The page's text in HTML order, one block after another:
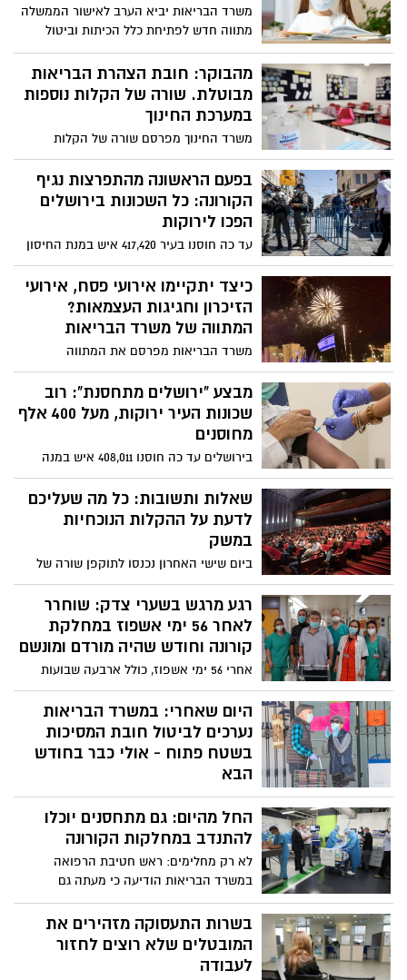
משרד הבריאות יביא הערב לאישור הממשלה
מתווה חדש לפתיחת כלל הכיתות וביטול
הקפסולות תוך הפעלת מתווה ״מגן חינוך
מותאם״
מהבוקר: חובת הצהרת הבריאות
מבוטלת. שורה של הקלות נוספות
במערכת החינוך
משרד החינוך מפרסם שורה של הקלות
נוספות במתווה ההפעלה של המערכת. בתוך
כך, תוקנו התקנות הנוגעות להפעלת מערכת
החינוך
בפעם הראשונה מהתפרצות נגיף
הקורונה: כל השכונות בירושלים
הפכו לירוקות
עד כה חוסנו בעיר 417,420 איש במנת החיסון
הראשונה ו-357,765 במנה השנייה. עוד עולה
מהנתונים כי 77% מפוטנציאל המתחסנים
חוסנו במנה הראשונה ו-66% מפוטנציאל
המתחסנים חוסנו במנה השנייה
כיצד יתקיימו אירועי פסח, אירועי
הזיכרון וחגיגות העצמאות?
המתווה של משרד הבריאות
משרד הבריאות מפרסם את המתווה
וההגבלות לחגים, וקובע כללים לקיום תפילות
חג הפסח, ברכת הכהנים בכותל, אירועי ימי
הזיכרון והעצמאות. כך זה הולך להראות
מבצע "ירושלים מתחסנת": רוב
שכונות העיר ירוקות, מעל 400 אלף
מחוסנים
בירושלים עד כה חוסנו 408,011 איש במנה
הראשונה ו-335,310 במנה השנייה. בעיריית
ירושלים קוראים לציבור להמשיך להגיע
להתחסן
שאלות ותשובות: כל מה שעליכם
לדעת על ההקלות הנוכחיות
במשק
ביום שישי האחרון נכנסו לתוקפן שורה של
הקלות במסגרת הפעימה הרביעית של פתיחת
המשק - מהן אותן ההקלות וכיצד תפעלנה
הבדיקות המהירות שאושרו לשימוש?
רגע מרגש בשערי צדק: שוחרר
לאחר 56 ימי אשפוז במחלקת
קורונה וחודש שהיה מורדם ומונשם
אחרי 56 ימי אשפוז, כולל ארבעה שבועות
במהלכם היה מורדם ומונשם, הצוות שנלחם
על חייו הגיע לברך ולא האמין –'כורה הפחם'
מאוקראינה, שהיה במצב קריטי לאחר שחלה
בקורונה השתחרר לביתו. ״אנחנו תמיד עושים
אלו מסוג הרגעים שאתה לוקח חלק ב'בלתי
היום שאחרי: במשרד הבריאות
נערכים לביטול חובת המסיכות
בשטח פתוח - אולי כבר בחודש
הבא
בשבוע הבא יאושרו הקלות נוספות בסגר,
לאור נתוני התחלואה שיורדים דרמטית. אמש
פורסם כי במשרד הבריאות נערכים לביטול
חובת המסיכות בשטחים פתוחים, ככול
הנראה כבר מהחודש הבא
החל מהיום: גם מתחסנים יוכלו
להתנדב במחלקות הקורונה
לא רק מחלימים: ראש חטיבת הרפואה
במשרד הבריאות הודיעה כי מעתה גם
מתחסנים בעלי דרכון ירוק יוכלו להתנדב
במחלקות הקורונה בבתי החולים
בשרות התעסוקה מזהירים את
המובטלים שלא רוצים לחזור
לעבודה